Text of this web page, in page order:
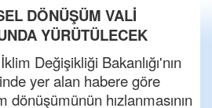
DÖNÜŞÜM VALİ
YÜRÜTÜLECEK
Değişikliği Bakanlığı'nın
yer alan habere göre
hızlanmasının